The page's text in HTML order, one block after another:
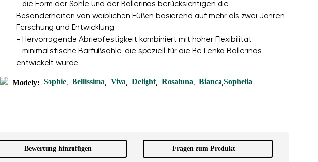
- die Form der Sohle und der Ballerinas berücksichtigen die
Besonderheiten von weiblichen Füßen basierend auf mehr als zwei Jahren
Forschung und Entwicklung
- Hervorragende Abriebfestigkeit kombiniert mit hoher Flexibilität
- minimalistische Barfußsohle, die speziell für die Be Lenka Ballerinas
entwickelt wurde
Modely: Sophie, Bellissima, Viva, Delight, Rosaluna, Bianca,Sophelia
Bewertung hinzufügen Fragen zum Produkt